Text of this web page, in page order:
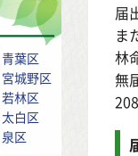
青葉区
宮城野区
若林区
太白区
泉区
届
ま
林
無